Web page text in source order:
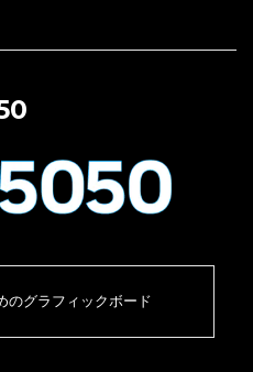
のグラフィックボード